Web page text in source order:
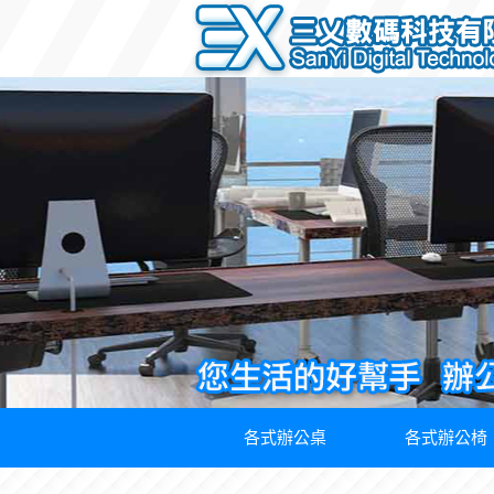
各式辦公桌 各式辦公椅